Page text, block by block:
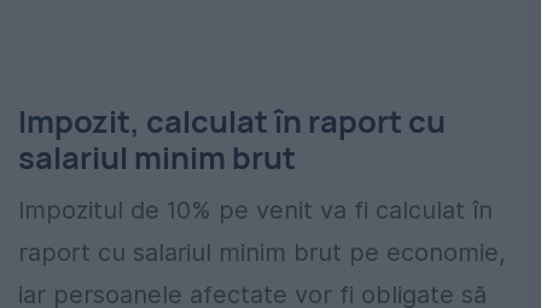
Impozit, calculat în raport cu
salariul minim brut
Impozitul de 10% pe venit va fi calculat în
raport cu salariul minim brut pe economie,
iar persoanele afectate vor fi obligate să